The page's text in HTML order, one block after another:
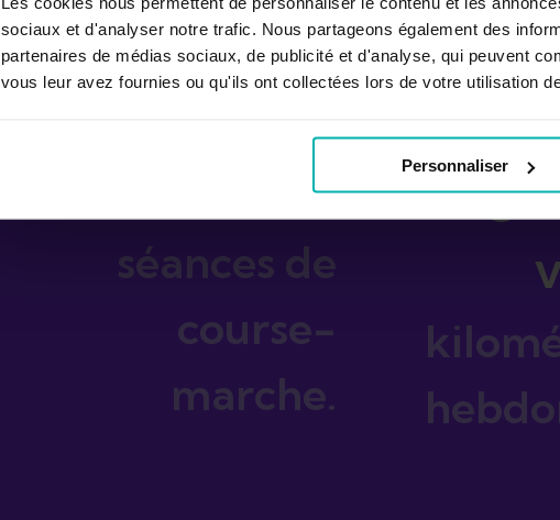
sociaux et d'analyser notre trafic. Nous partageons également des
partenaires de médias sociaux, de publicité et d'analyse, qui peuvent
vous leur avez fournies ou qu'ils ont collectées lors de votre utilisation
Personnaliser
Commencez
avec des
séances de
course-
marche.